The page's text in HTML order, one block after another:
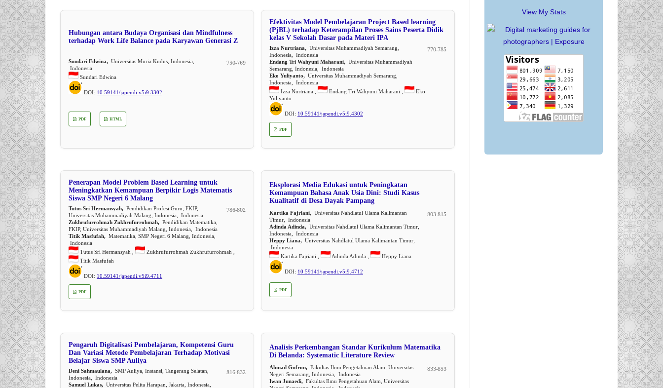
Hubungan antara Budaya Organisasi dan Mindfulness
terhadap Work Life Balance pada Karyawan Generasi Z
Sundari Edwina, Universitas Muria Kudus, Indonesia,
Indonesia
Sundari Edwina
DOI: 10.59141/japendi.v5i9.3302
750-769
PDF HTML
Efektivitas Model Pembelajaran Project Based learning
(PjBL) terhadap Keterampilan Proses Sains Peserta Didik
kelas V Sekolah Dasar pada Materi IPA
Izza Nurtriana, Universitas Muhammadiyah Semarang,
Indonesia, Indonesia
Endang Tri Wahyuni Maharani, Universitas Muhammadiyah
Semarang, Indonesia, Indonesia
Eko Yuliyanto, Universitas Muhammadiyah Semarang,
Indonesia, Indonesia
Izza Nurtriana ,
Endang Tri Wahyuni Maharani ,
Eko
Yuliyanto
DOI: 10.59141/japendi.v5i9.4302
770-785
PDF
Penerapan Model Problem Based Learning untuk
Meningkatkan Kemampuan Berpikir Logis Matematis
Siswa SMP Negeri 6 Malang
Tutus Sri Hermansyah, Pendidikan Profesi Guru, FKIP,
Universitas Muhammadiyah Malang, Indonesia, Indonesia
Zukhrufurrohmah Zukhrufurrohmah, Pendidikan Matematika,
FKIP, Universitas Muhammadiyah Malang, Indonesia, Indonesia
Titik Masfufah, Matematika, SMP Negeri 6 Malang, Indonesia,
Indonesia
Tutus Sri Hermansyah ,
Zukhrufurrohmah Zukhrufurrohmah ,
Titik Masfufah
DOI: 10.59141/japendi.v5i9.4711
786-802
PDF
Eksplorasi Media Edukasi untuk Peningkatan
Kemampuan Bahasa Anak Usia Dini: Studi Kasus
Kualitatif di Desa Dayak Pampang
Kartika Fajriani, Universitas Nahdlatul Ulama Kalimantan
Timur, Indonesia
Adinda Adinda, Universitas Nahdlatul Ulama Kalimantan Timur,
Indonesia, Indonesia
Heppy Liana, Universitas Nahdlatul Ulama Kalimantan Timur,
Indonesia
Kartika Fajriani ,
Adinda Adinda , Heppy Liana
DOI: 10.59141/japendi.v5i9.4712
803-815
PDF
Pengaruh Digitalisasi Pembelajaran, Kompetensi Guru
Dan Variasi Metode Pembelajaran Terhadap Motivasi
Belajar Siswa SMP Auliya
Deni Sahmaulana, SMP Auliya, Instansi, Tangerang Selatan,
Indonesia, Indonesia
Samuel Lukas, Universitas Pelita Harapan, Jakarta, Indonesia,
816-832
Analisis Perkembangan Standar Kurikulum Matematika
Di Belanda: Systematic Literature Review
Ahmad Gufron, Fakultas Ilmu Pengetahuan Alam, Universitas
Negeri Semarang, Indonesia, Indonesia
Iwan Junaedi, Fakultas Ilmu Pengetahuan Alam, Universitas
833-853
View My Stats